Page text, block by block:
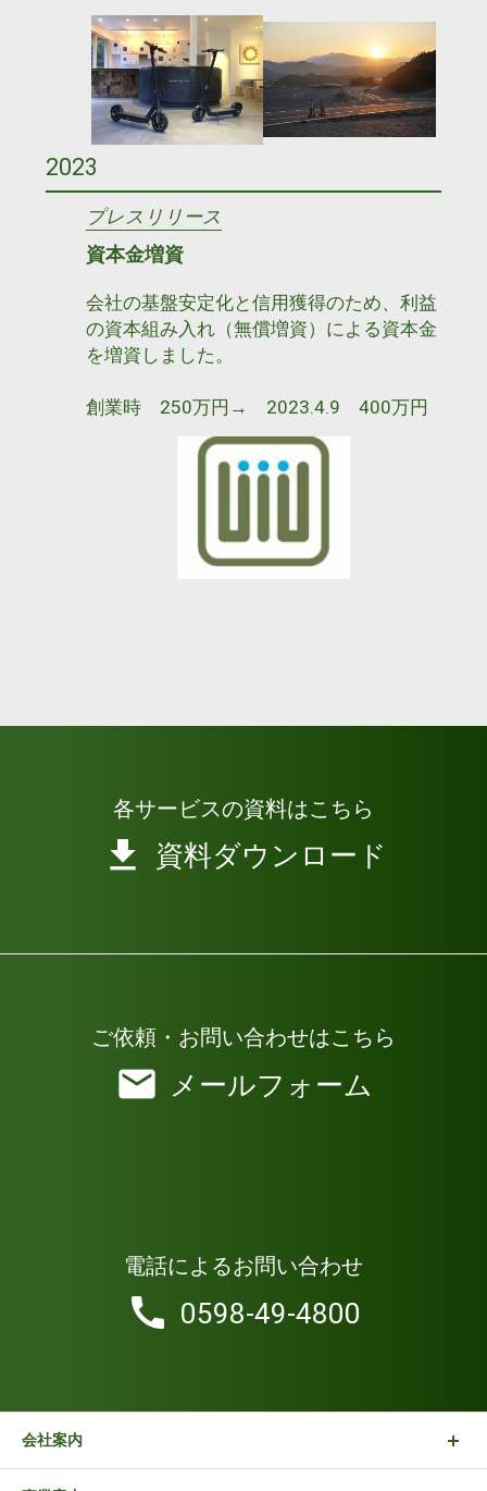
2023
プレスリリース
資本金増資
会社の基盤安定化と信用獲得のため、利益
の資本組み入れ（無償増資）による資本金
を増資しました。
創業時 250万円→ 2023.4.9 400万円
各サービスの資料はこちら
資料ダウンロード
ご依頼・お問い合わせはこちら
メールフォーム
電話によるお問い合わせ
0598-49-4800
会社案内